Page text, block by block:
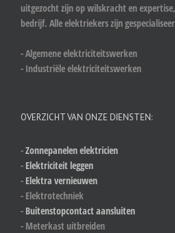
uitgezocht zijn op wilskracht en
bedrijf. Alle elektriekers zijn
- Algemene elektriciteitswerken
- Industriële elektriciteitswerken
OVERZICHT VAN ONZE DIENSTEN:
-Zonnepanelen elektricien
- Elektriciteit leggen
- Elektra vernieuwen
- Elektrotechniek
- Buitenstopcontact aansluiten
- Meterkast uitbreiden